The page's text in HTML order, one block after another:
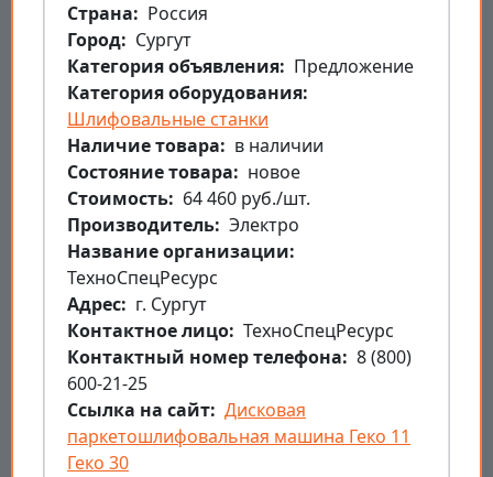
Страна
Россия
Город
Сургут
Категория объявления
Предложение
Категория оборудования
Шлифовальные станки
Наличие товара
в наличии
Состояние товара
новое
Стоимость
64 460 руб./шт.
Производитель Электро
Название организации
ТехноСпецРесурс
Aдрес
г. Сургут
Контактное лицо ТехноСпецРесурс
Контактный номер телефона
8 (800)
600-21-25
Ссылка на сайт Дисковая
паркетошлифовальная машина Геко 11
Геко 30